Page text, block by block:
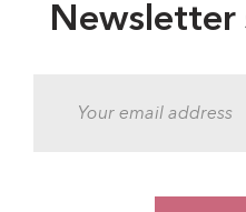
Newsletter